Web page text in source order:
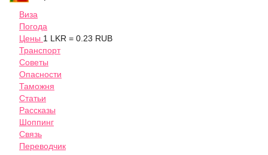
Виза
Погода
Цены 1 LKR = 0.23 RUB
Транспорт
Советы
Опасности
Таможня
Статьи
Рассказы
Шоппинг
Связь
Переводчик